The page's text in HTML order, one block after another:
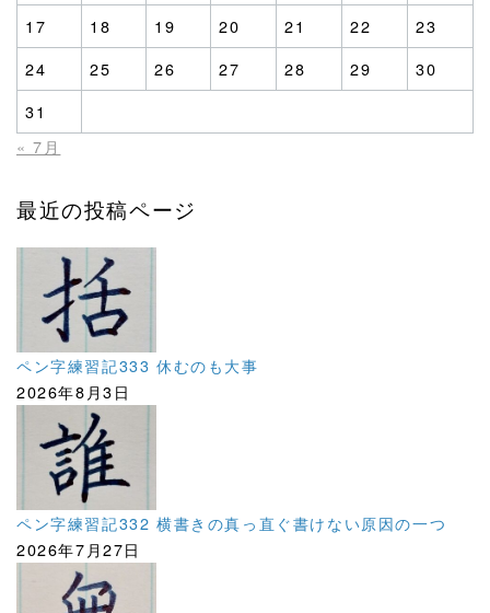
17
18 19 20 21 22
23
24
25 26 27 28 29
30
31
« 7月
最近の投稿ページ
ペン字練習記333 休むのも大事
2026年8月3日
ペン字練習記332 横書きの真っ直ぐ書けない原因の一つ
2026年7月27日